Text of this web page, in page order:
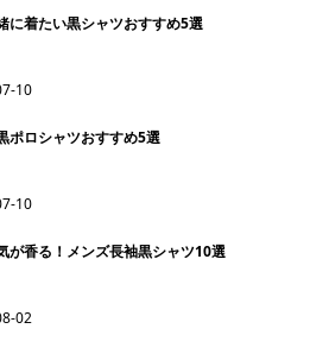
に着たい黒シャツおすすめ5選
10
ポロシャツおすすめ5選
10
が香る！メンズ長袖黒シャツ10選
02